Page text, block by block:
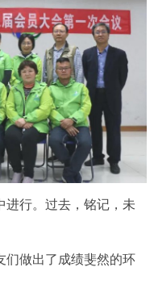
进行。过去，铭记，未
们做出了成绩斐然的环